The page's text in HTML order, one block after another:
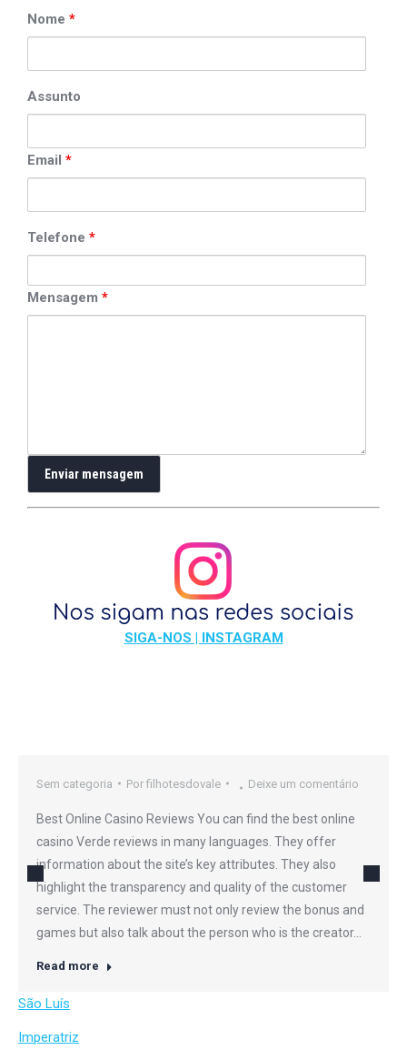
Nome *
Assunto
Email *
Telefone *
Mensagem *
SIGA-NOS | INSTAGRAM
Sem categoria Por filhotesdovale Deixe um comentário
Best Online Casino Reviews You can find the best online
casino Verde reviews in many languages. They offer
information about the site’s key attributes. They also
highlight the transparency and quality of the customer
service. The reviewer must not only review the bonus and
games but also talk about the person who is the creator…
Read more
São Luís
Imperatriz